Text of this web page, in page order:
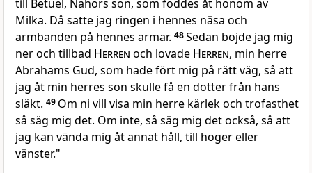
till Betuel, Nahors son, som föddes åt honom av
Milka. Då satte jag ringen i hennes näsa och
armbanden på hennes armar. 48Sedan böjde jag mig
ner och tillbad Herren och lovade Herren, min herre
Abrahams Gud, som hade fört mig på rätt väg, så att
jag åt min herres son skulle få en dotter från hans
släkt. 49 Om ni vill visa min herre kärlek och trofasthet
så säg mig det. Om inte, så säg mig det också, så att
jag kan vända mig åt annat håll, till höger eller
vänster."